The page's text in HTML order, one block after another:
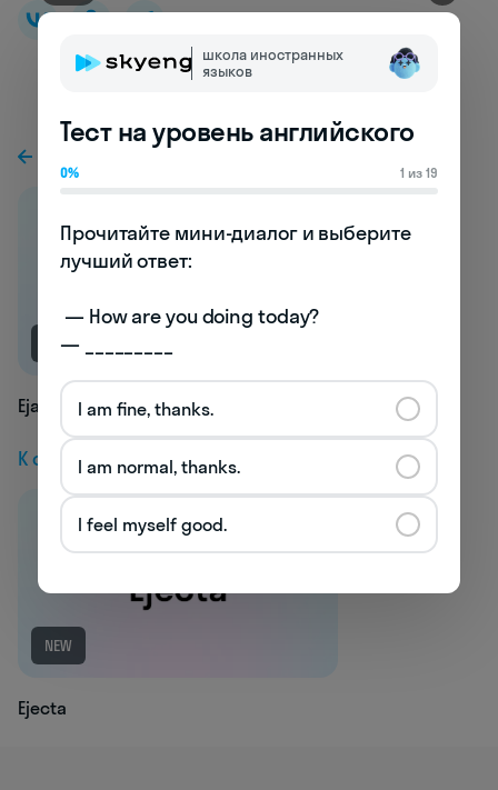
К предыдущей статье
NEW
Ejaculate
К следующей статье
NEW
Ejecta
школа иностранных
языков
Тест на уровень английского
0% 1 из 19
Прочитайте мини-диалог и выберите
лучший ответ:
— _________
I am fine, thanks.
I am normal, thanks.
I feel myself good.